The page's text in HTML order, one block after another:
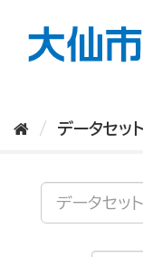
データセッ